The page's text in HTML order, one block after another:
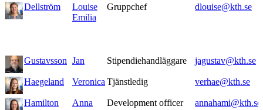
Dellström
Louise
Emilia
Gruppchef dlouise@kth.se
Gustavsson Jan Stipendiehandläggare jagustav@kth.se
Haegeland Veronica Tjänstledig verhae@kth.se
Hamilton Anna Development officer annahami@kth.se